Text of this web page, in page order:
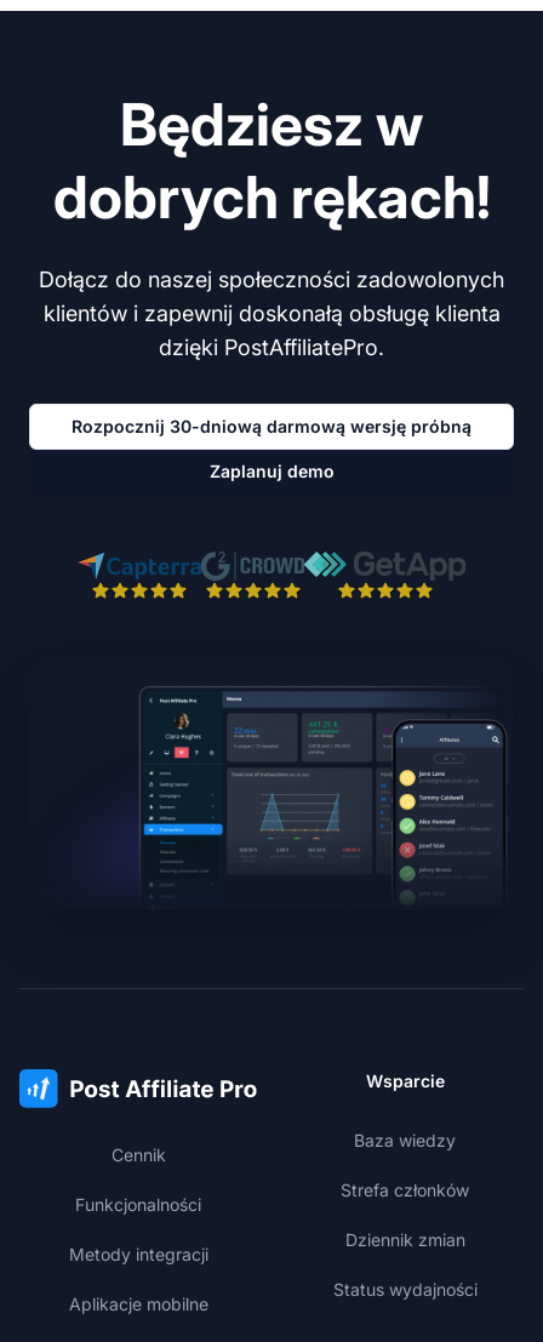
Będziesz w
dobrych rękach!
Dołącz do naszej społeczności zadowolonych
klientów i zapewnij doskonałą obsługę klienta
dzięki PostAffiliatePro.
Rozpocznij 30-dniową darmową wersję próbną
Zaplanuj demo
Cennik
Funkcjonalności
Metody integracji
Aplikacje mobilne
Wsparcie
Baza wiedzy
Strefa członków
Dziennik zmian
Status wydajności